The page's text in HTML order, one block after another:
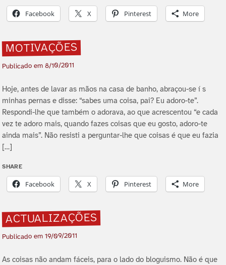
Facebook X Pinterest More
MOTIVAÇÕES
Publicado em8/10/2011
Hoje, antes de lavar as mãos na casa de banho, abraçou-se í s
minhas pernas e disse: “sabes uma coisa, pai? Eu adoro-te”.
Respondi-lhe que também o adorava, ao que acrescentou “e cada
vez te adoro mais, quando fazes coisas que eu gosto, adoro-te
ainda mais”. Não resisti a perguntar-lhe que coisas é que eu fazia
[…]
SHARE
Facebook X Pinterest More
ACTUALIZAÇÕES
Publicado em19/09/2011
As coisas não andam fáceis, para o lado do bloguismo. Não é que